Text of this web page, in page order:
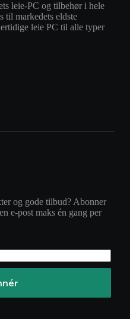
leie-PC og tilbehør i hele
til markedets eldste
leie PC til alle typer
og gode tilbud? Abonner
e-post maks én gang per